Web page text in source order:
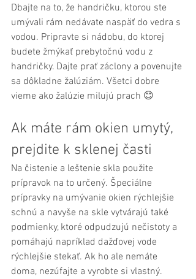
Dbajte na to, že handričku, ktorou ste
umývali rám nedávate naspäť do vedra s
vodou. Pripravte si nádobu, do ktorej
budete žmýkať prebytočnú vodu z
handričky. Dajte prať záclony a povenujte
sa dôkladne žalúziám. Všetci dobre
vieme ako žalúzie milujú prach 😊
Ak máte rám okien umytý,
prejdite k sklenej časti
Na čistenie a leštenie skla použite
prípravok na to určený. Špeciálne
prípravky na umývanie okien rýchlejšie
schnú a navyše na skle vytvárajú také
podmienky, ktoré odpudzujú nečistoty a
pomáhajú napríklad dažďovej vode
rýchlejšie stekať. Ak ho ale nemáte
doma, nezúfajte a vyrobte si vlastný.